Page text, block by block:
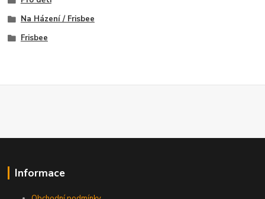
Na Házení / Frisbee
Frisbee
Informace